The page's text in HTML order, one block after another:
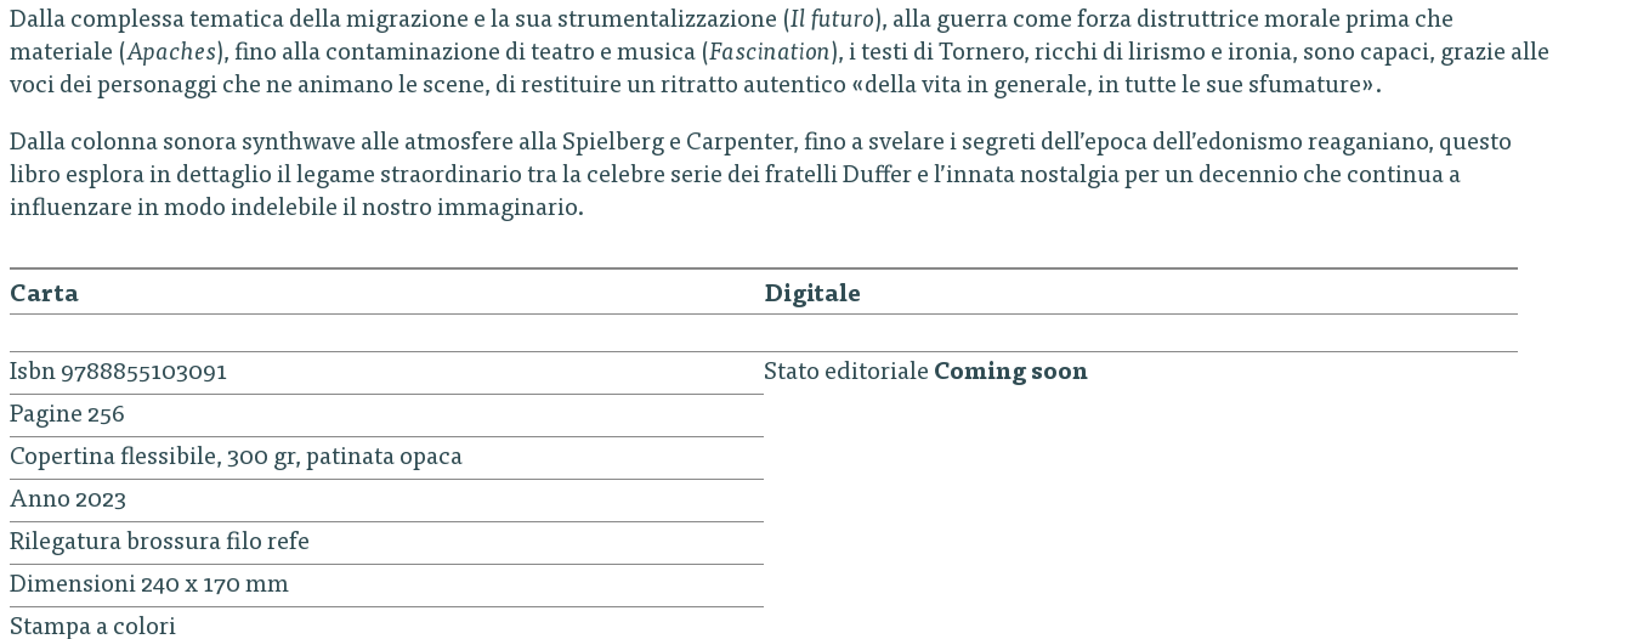
Dalla complessa tematica della migrazione e la sua strumentalizzazione (Il futuro), alla guerra come forza distruttrice morale prima che
materiale (Apaches), fino alla contaminazione di teatro e musica (Fascination), i testi di Tornero, ricchi di lirismo e ironia, sono capaci, grazie alle
voci dei personaggi che ne animano le scene, di restituire un ritratto autentico «della vita in generale, in tutte le sue sfumature».
Dalla colonna sonora synthwave alle atmosfere alla Spielberg e Carpenter, fino a svelare i segreti dell’epoca dell’edonismo reaganiano, questo
libro esplora in dettaglio il legame straordinario tra la celebre serie dei fratelli Duffer e l’innata nostalgia per un decennio che continua a
influenzare in modo indelebile il nostro immaginario.
Carta
Isbn 9788855103091
Pagine 256
Copertina flessibile, 300 gr, patinata opaca
Anno 2023
Rilegatura brossura filo refe
Dimensioni 240 x 170 mm
Stampa a colori
Digitale
Stato editoriale Coming soon